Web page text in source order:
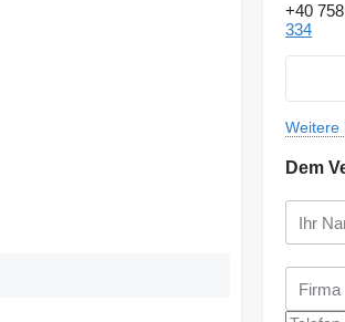
+40
334
Weitere
Dem